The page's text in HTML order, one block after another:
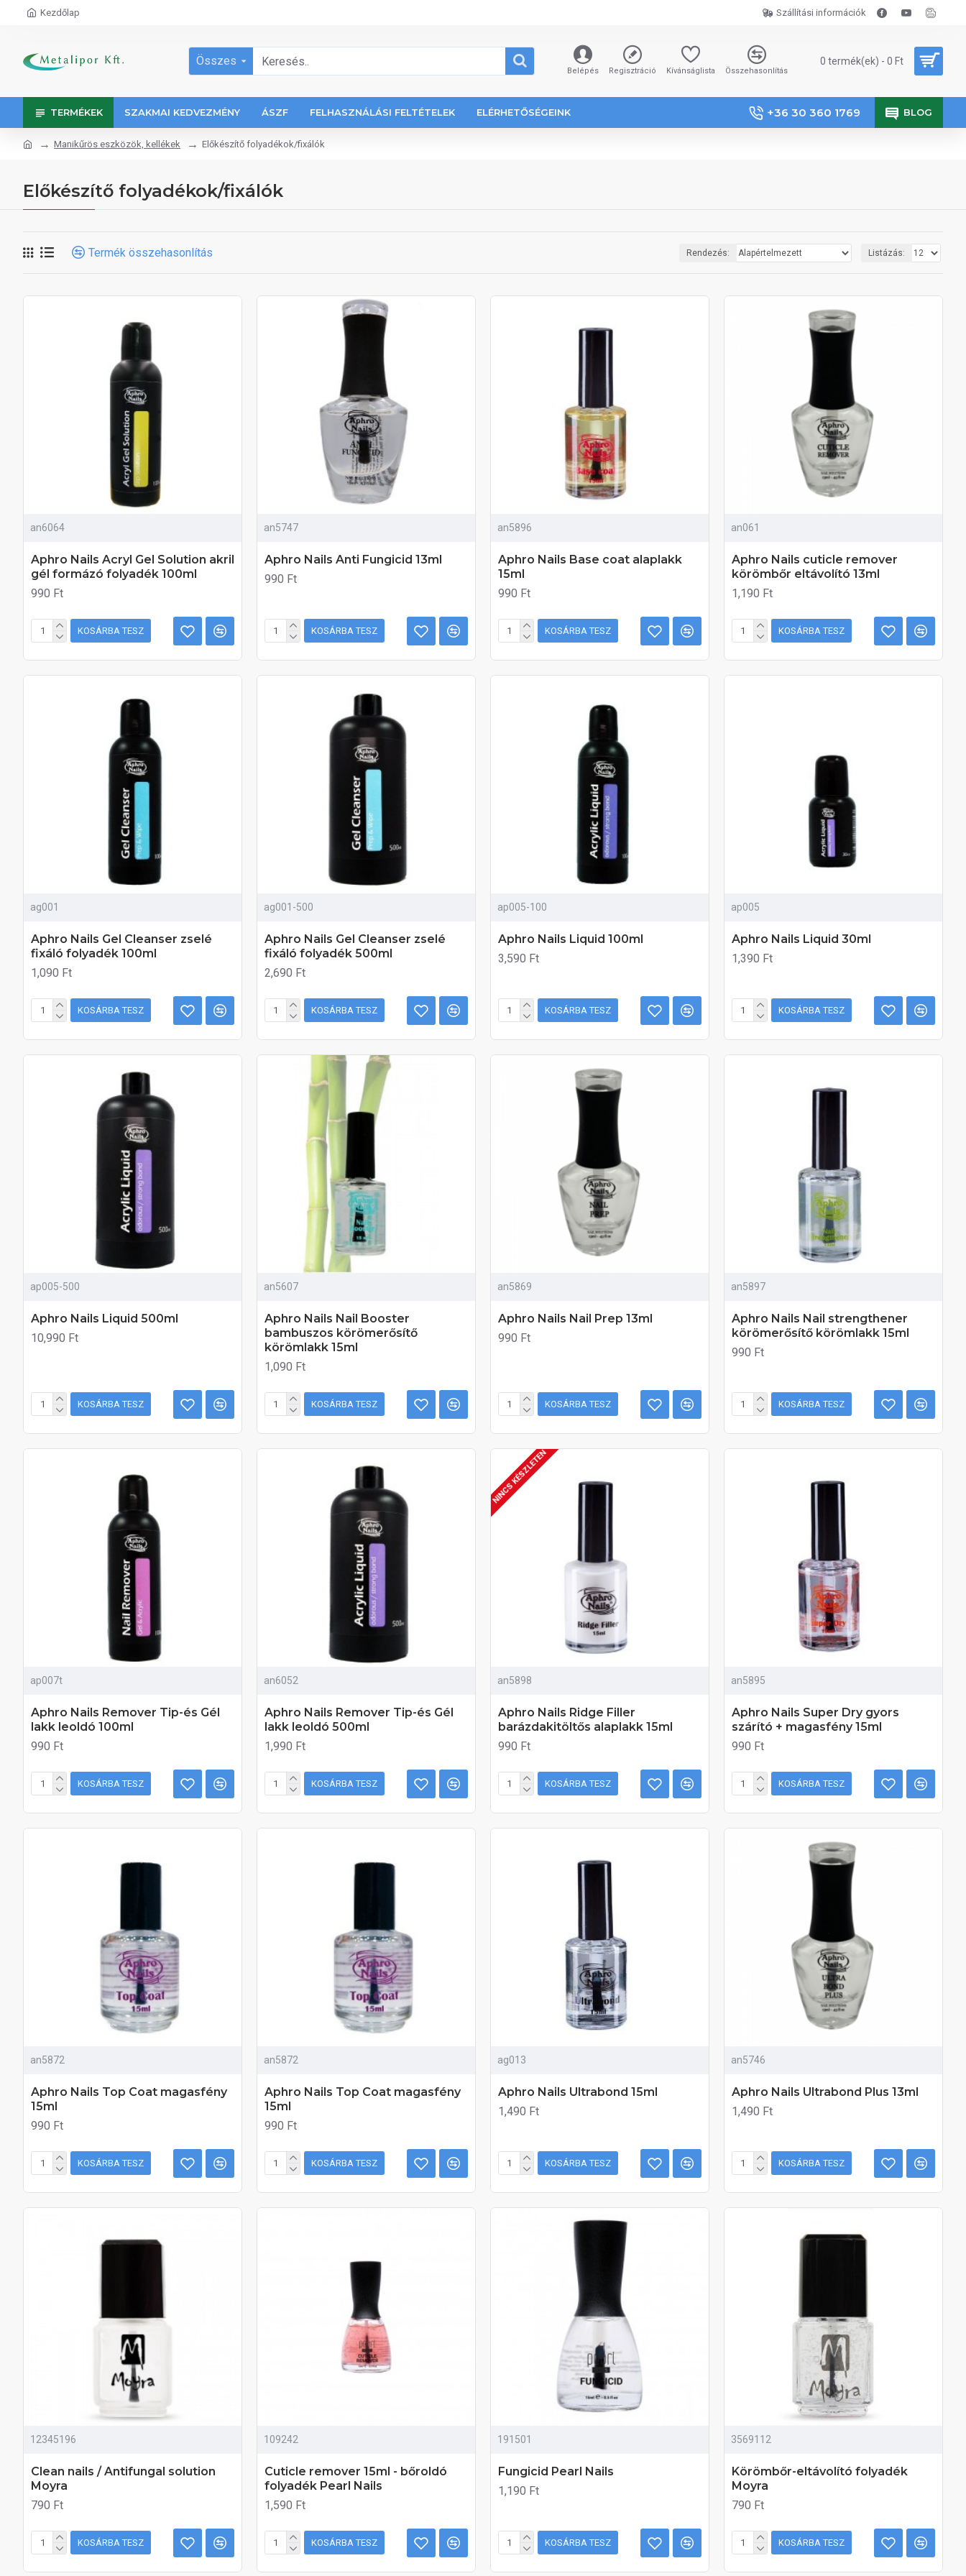
Kezdőlap Szállítási információk
Összes
Belépés Regisztráció Kívánságlista Összehasonlítás
0 termék(ek) - 0 Ft
TERMÉKEK SZAKMAI KEDVEZMÉNY ÁSZF FELHASZNÁLÁSI FELTÉTELEK ELÉRHETŐSÉGEINK +36 30 360 1769 BLOG
Manikűrös eszközök, kellékek Előkészítő folyadékok/fixálók
Előkészítő folyadékok/fixálók
Termék összehasonlítás Rendezés: Listázás:
an6064
Aphro Nails Acryl Gel Solution akril
gél formázó folyadék 100ml
990 Ft
KOSÁRBA TESZ
an5747
Aphro Nails Anti Fungicid 13ml
990 Ft
KOSÁRBA TESZ
an5896
Aphro Nails Base coat alaplakk
15ml
990 Ft
KOSÁRBA TESZ
an061
Aphro Nails cuticle remover
körömbőr eltávolító 13ml
1,190 Ft
KOSÁRBA TESZ
ag001
Aphro Nails Gel Cleanser zselé
fixáló folyadék 100ml
1,090 Ft
KOSÁRBA TESZ
ag001-500
Aphro Nails Gel Cleanser zselé
fixáló folyadék 500ml
2,690 Ft
KOSÁRBA TESZ
ap005-100
Aphro Nails Liquid 100ml
3,590 Ft
KOSÁRBA TESZ
ap005
Aphro Nails Liquid 30ml
1,390 Ft
KOSÁRBA TESZ
ap005-500
Aphro Nails Liquid 500ml
10,990 Ft
KOSÁRBA TESZ
an5607
Aphro Nails Nail Booster
bambuszos körömerősítő
körömlakk 15ml
1,090 Ft
KOSÁRBA TESZ
an5869
Aphro Nails Nail Prep 13ml
990 Ft
KOSÁRBA TESZ
an5897
Aphro Nails Nail strengthener
körömerősítő körömlakk 15ml
990 Ft
KOSÁRBA TESZ
ap007t
Aphro Nails Remover Tip-és Gél
lakk leoldó 100ml
990 Ft
KOSÁRBA TESZ
an6052
Aphro Nails Remover Tip-és Gél
lakk leoldó 500ml
1,990 Ft
KOSÁRBA TESZ
NINCS KÉSZLETEN
an5898
Aphro Nails Ridge Filler
barázdakitöltős alaplakk 15ml
990 Ft
KOSÁRBA TESZ
an5895
Aphro Nails Super Dry gyors
szárító + magasfény 15ml
990 Ft
KOSÁRBA TESZ
an5872
Aphro Nails Top Coat magasfény
15ml
990 Ft
KOSÁRBA TESZ
an5872
Aphro Nails Top Coat magasfény
15ml
990 Ft
KOSÁRBA TESZ
ag013
Aphro Nails Ultrabond 15ml
1,490 Ft
KOSÁRBA TESZ
an5746
Aphro Nails Ultrabond Plus 13ml
1,490 Ft
KOSÁRBA TESZ
12345196
Clean nails / Antifungal solution
Moyra
790 Ft
KOSÁRBA TESZ
109242
Cuticle remover 15ml - bőroldó
folyadék Pearl Nails
1,590 Ft
KOSÁRBA TESZ
191501
Fungicid Pearl Nails
1,190 Ft
KOSÁRBA TESZ
3569112
Körömbőr-eltávolító folyadék
Moyra
790 Ft
KOSÁRBA TESZ